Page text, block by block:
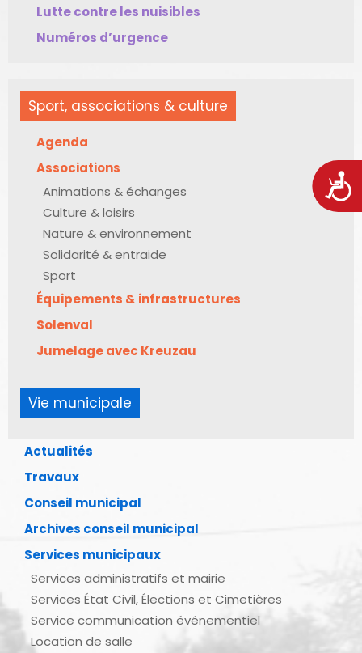
Lutte contre les nuisibles
Numéros d’urgence
Sport, associations & culture
Agenda
Associations
Animations & échanges
Culture & loisirs
Nature & environnement
Solidarité & entraide
Sport
Équipements & infrastructures
Solenval
Jumelage avec Kreuzau
Vie municipale
Actualités
Travaux
Conseil municipal
Archives conseil municipal
Services municipaux
Services administratifs et mairie
Services État Civil, Élections et Cimetières
Service communication événementiel
Location de salle